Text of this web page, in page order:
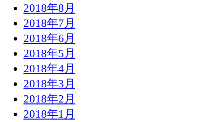
2018年8月
2018年7月
2018年6月
2018年5月
2018年4月
2018年3月
2018年2月
2018年1月